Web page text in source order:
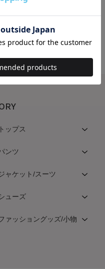
登録を行ってください。
トップス
ンツ
ャケット/スーツ
ューズ
ァッショングッズ/小物